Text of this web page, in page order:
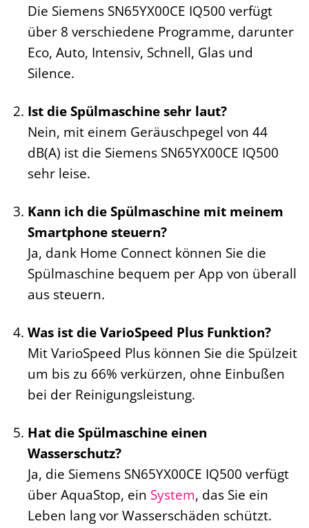
Die Siemens SN65YX00CE IQ500 verfügt
über 8 verschiedene Programme, darunter
Eco, Auto, Intensiv, Schnell, Glas und
Silence.
Ist die Spülmaschine sehr laut?
Nein, mit einem Geräuschpegel von 44
dB(A) ist die Siemens SN65YX00CE IQ500
sehr leise.
Kann ich die Spülmaschine mit meinem
Smartphone steuern?
Ja, dank Home Connect können Sie die
Spülmaschine bequem per App von überall
aus steuern.
Was ist die VarioSpeed Plus Funktion?
Mit VarioSpeed Plus können Sie die Spülzeit
um bis zu 66% verkürzen, ohne Einbußen
bei der Reinigungsleistung.
Hat die Spülmaschine einen
Wasserschutz?
Ja, die Siemens SN65YX00CE IQ500 verfügt
über AquaStop, ein System, das Sie ein
Leben lang vor Wasserschäden schützt.